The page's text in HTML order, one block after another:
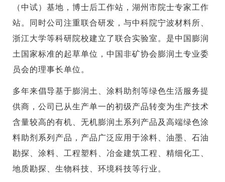
（中试）基地，博士后工作站，湖州市院士专家工作
站。同时公司注重联合研发，与中科院宁波材料所、
浙江大学等科研院校建立了联合实验室。是中国膨润
土国家标准的起草单位，中国非矿协会膨润土专业委
员会的理事长单位。
多年来倡导基于膨润土、涂料助剂等绿色生活服务提
供商，公司已从生产单一的初级产品转变为生产技术
含量较高的有机、无机膨润土系列产品及高端绿色涂
料助剂系列产品，产品广泛应用于涂料、油墨、石油
勘探、涂料、工程塑料、冶金建筑工程、精细化工、
地质勘探、生物科技、环境科技等行业。